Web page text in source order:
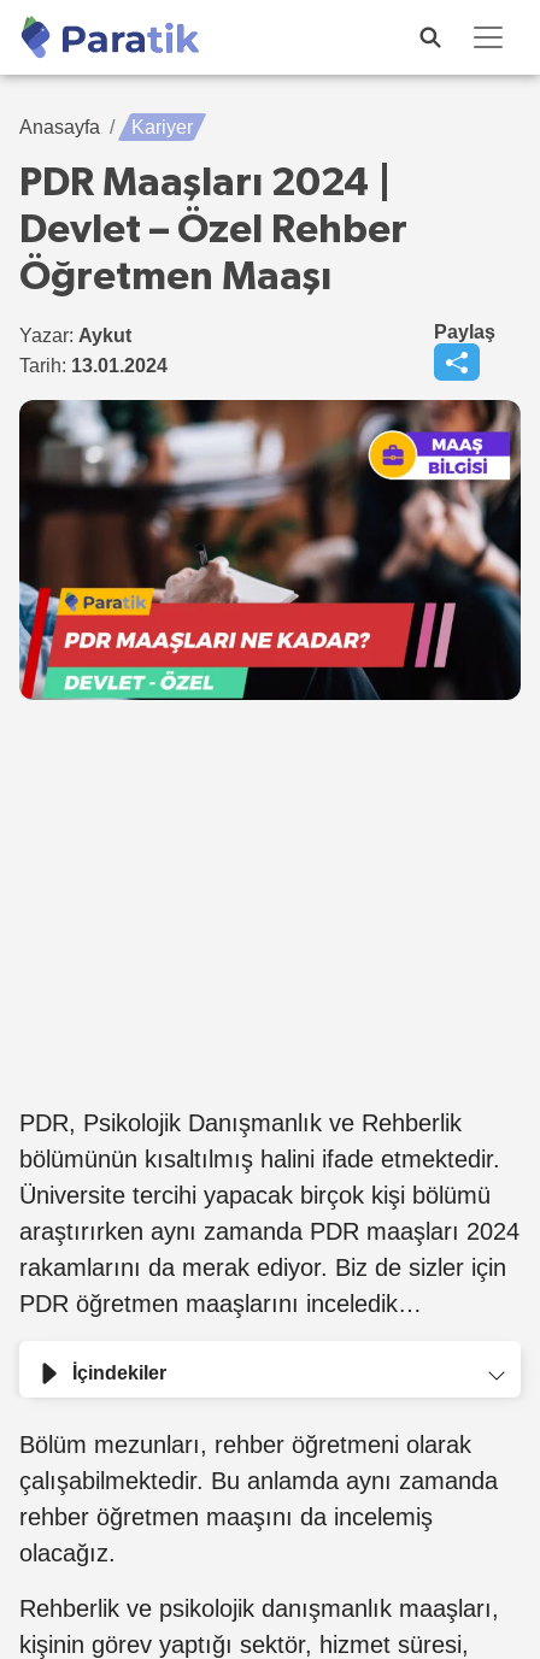
Anasayfa Kariyer
PDR Maaşları 2024 |
Devlet – Özel Rehber
Öğretmen Maaşı
Yazar: Aykut
Tarih: 13.01.2024
Paylaş
PDR, Psikolojik Danışmanlık ve Rehberlik
bölümünün kısaltılmış halini ifade etmektedir.
Üniversite tercihi yapacak birçok kişi bölümü
araştırırken aynı zamanda PDR maaşları 2024
rakamlarını da merak ediyor. Biz de sizler için
PDR öğretmen maaşlarını inceledik…
İçindekiler
Bölüm mezunları, rehber öğretmeni olarak
çalışabilmektedir. Bu anlamda aynı zamanda
rehber öğretmen maaşını da incelemiş
olacağız.
Rehberlik ve psikolojik danışmanlık maaşları,
kişinin görev yaptığı sektör, hizmet süresi,